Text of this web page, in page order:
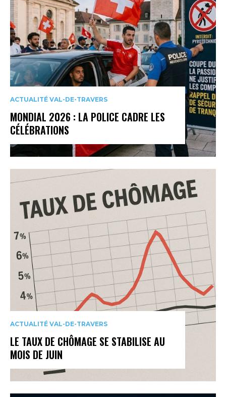
ACTUALITÉ VAL-DE-TRAVERS
MONDIAL 2026 : LA POLICE CADRE LES
CÉLÉBRATIONS
ACTUALITÉ VAL-DE-TRAVERS
LE TAUX DE CHÔMAGE SE STABILISE AU
MOIS DE JUIN